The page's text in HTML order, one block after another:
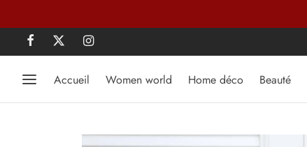
Accueil Women world Home déco Beauté